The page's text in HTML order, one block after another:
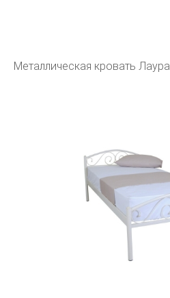
Металлическая кровать Лаура